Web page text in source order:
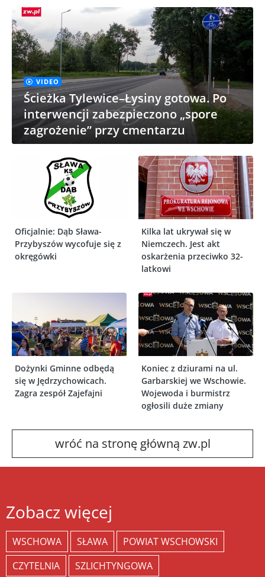
VIDEO
Ścieżka Tylewice–Łysiny gotowa. Po
interwencji zabezpieczono „spore
zagrożenie” przy cmentarzu
Oficjalnie: Dąb Sława-
Przybyszów wycofuje się z
okręgówki
Kilka lat ukrywał się w
Niemczech. Jest akt
oskarżenia przeciwko 32-
latkowi
Dożynki Gminne odbędą
się w Jędrzychowicach.
Zagra zespół Zajefajni
Koniec z dziurami na ul.
Garbarskiej we Wschowie.
Wojewoda i burmistrz
ogłosili duże zmiany
wróć na stronę główną zw.pl
Zobacz więcej
WSCHOWA SŁAWA
POWIAT WSCHOWSKI
CZYTELNIA
SZLICHTYNGOWA